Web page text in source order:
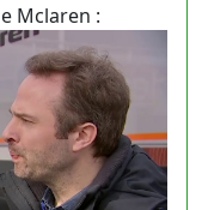
Mclaren :